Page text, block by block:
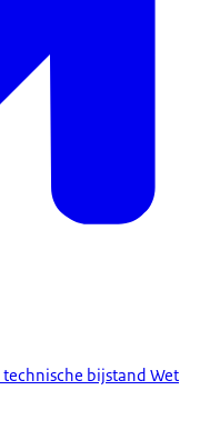
bijstand Wet